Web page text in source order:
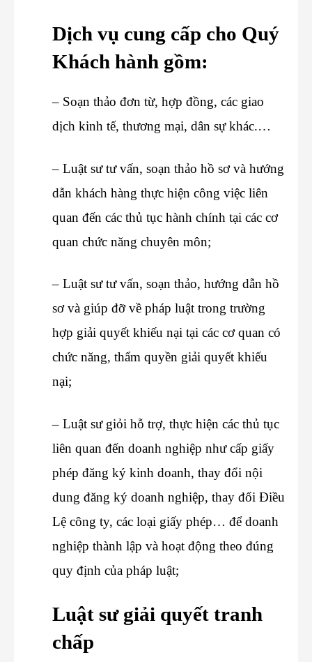
Dịch vụ cung cấp cho Quý
Khách hành gồm:
– Soạn thảo đơn từ, hợp đồng, các giao
dịch kinh tế, thương mại, dân sự khác.…
– Luật sư tư vấn, soạn thảo hồ sơ và hướng
dẫn khách hàng thực hiện công việc liên
quan đến các thủ tục hành chính tại các cơ
quan chức năng chuyên môn;
– Luật sư tư vấn, soạn thảo, hướng dẫn hồ
sơ và giúp đỡ về pháp luật trong trường
hợp giải quyết khiếu nại tại các cơ quan có
chức năng, thẩm quyền giải quyết khiếu
nại;
– Luật sư giỏi hỗ trợ, thực hiện các thủ tục
liên quan đến doanh nghiệp như cấp giấy
phép đăng ký kinh doanh, thay đổi nội
dung đăng ký doanh nghiệp, thay đổi Điều
Lệ công ty, các loại giấy phép… để doanh
nghiệp thành lập và hoạt động theo đúng
quy định của pháp luật;
Luật sư giải quyết tranh
chấp